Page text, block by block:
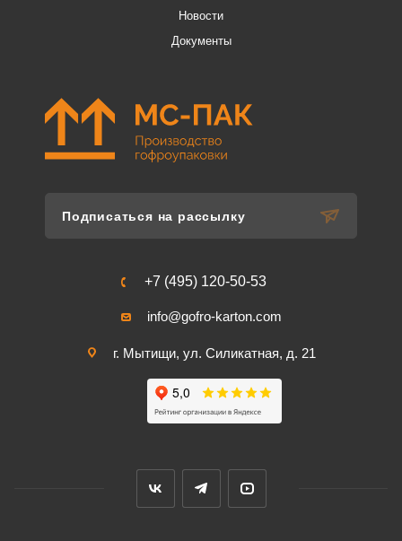
Новости
Документы
Подписаться на рассылку
+7 (495) 120-50-53
info@gofro-karton.com
г. Мытищи, ул. Силикатная, д. 21